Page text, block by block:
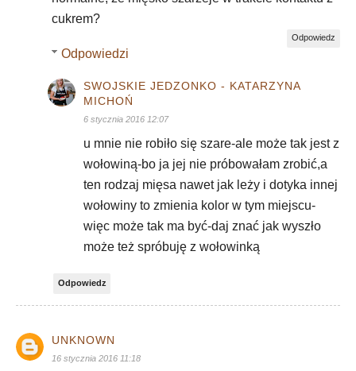
cukrem?
Odpowiedz
Odpowiedzi
SWOJSKIE JEDZONKO - KATARZYNA
MICHOŃ
6 stycznia 2016 12:07
u mnie nie robiło się szare-ale może tak jest z
wołowiną-bo ja jej nie próbowałam zrobić,a
ten rodzaj mięsa nawet jak leży i dotyka innej
wołowiny to zmienia kolor w tym miejscu-
więc może tak ma być-daj znać jak wyszło
może też spróbuję z wołowinką
Odpowiedz
UNKNOWN
16 stycznia 2016 11:18